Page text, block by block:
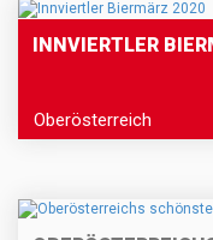
INNVIERTLER
Oberösterreich